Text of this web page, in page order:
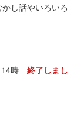
し話やいろいろ
時 終了しまし